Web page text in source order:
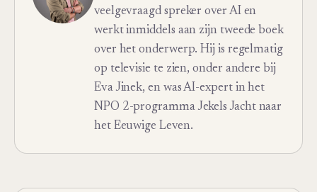
veelgevraagd spreker over AI en
werkt inmiddels aan zijn tweede boek
over het onderwerp. Hij is regelmatig
op televisie te zien, onder andere bij
Eva Jinek, en was AI-expert in het
NPO 2-programma Jekels Jacht naar
het Eeuwige Leven.